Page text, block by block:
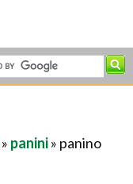
» panini» panino